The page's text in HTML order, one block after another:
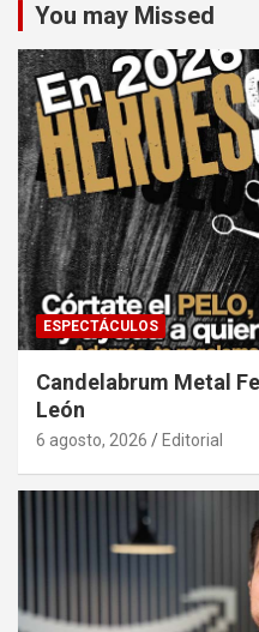
You may Missed
ESPECTÁCULOS
Candelabrum Metal
León
6 agosto, 2026 Editorial